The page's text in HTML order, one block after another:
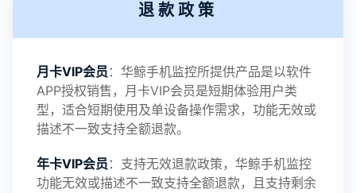
退款政策
月卡VIP会员 ：华鲸手机监控所提供产品是以软件
APP授权销售，月卡VIP会员是短期体验用户类
型，适合短期使用及单设备操作需求，功能无效或
描述不一致支持全额退款。
年卡VIP会员 ：支持无效退款政策，华鲸手机监控
功能无效或描述不一致支持全额退款，且支持剩余